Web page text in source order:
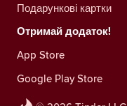
Подарункові картки
Отримай додаток!
App Store
Google Play Store